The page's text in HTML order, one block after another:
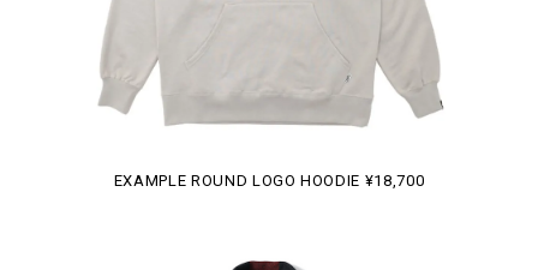
EXAMPLE ROUND LOGO HOODIE ¥18,700